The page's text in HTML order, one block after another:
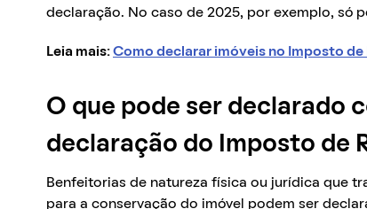
declaração. No caso de 2025, por exemplo, só
Leia mais: Como declarar imóveis no Imposto de
O que pode ser declarado
declaração do Imposto de
Benfeitorias de natureza física ou jurídica que
para a conservação do imóvel podem ser